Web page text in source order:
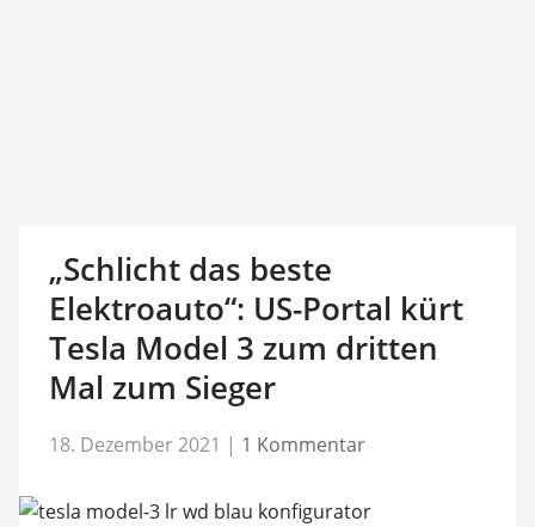
„Schlicht das beste
Elektroauto“: US-Portal kürt
Tesla Model 3 zum dritten
Mal zum Sieger
18. Dezember 2021 | 1 Kommentar